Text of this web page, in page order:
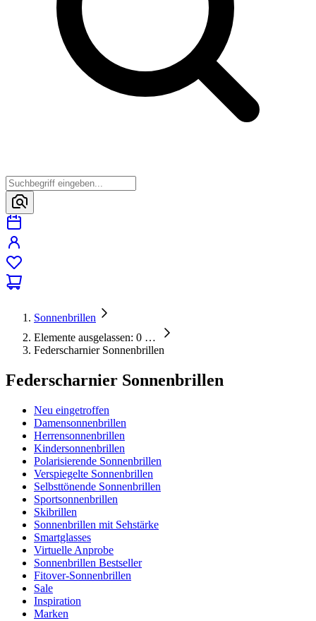
Sonnenbrillen
Elemente ausgelassen: 0 …
Federscharnier Sonnenbrillen
Federscharnier Sonnenbrillen
Neu eingetroffen
Damensonnenbrillen
Herrensonnenbrillen
Kindersonnenbrillen
Polarisierende Sonnenbrillen
Verspiegelte Sonnenbrillen
Selbsttönende Sonnenbrillen
Sportsonnenbrillen
Skibrillen
Sonnenbrillen mit Sehstärke
Smartglasses
Virtuelle Anprobe
Sonnenbrillen Bestseller
Fitover-Sonnenbrillen
Sale
Inspiration
Marken